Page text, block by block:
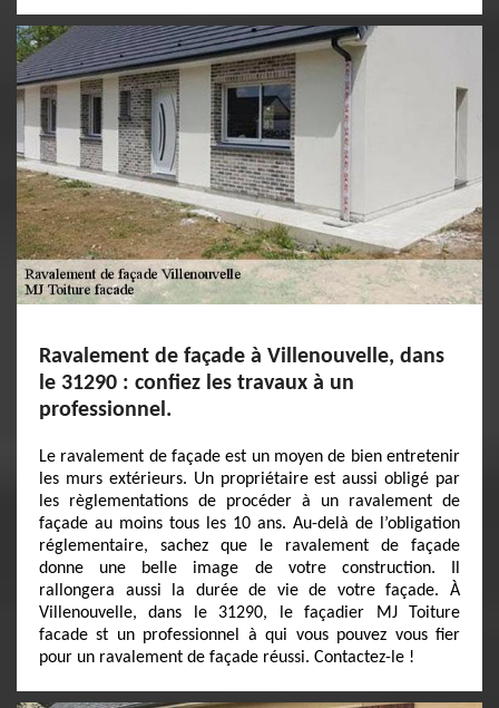
Ravalement de façade à Villenouvelle, dans
le 31290 : confiez les travaux à un
professionnel.
Le ravalement de façade est un moyen de bien entretenir
les murs extérieurs. Un propriétaire est aussi obligé par
les règlementations de procéder à un ravalement de
façade au moins tous les 10 ans. Au-delà de l’obligation
réglementaire, sachez que le ravalement de façade
donne une belle image de votre construction. Il
rallongera aussi la durée de vie de votre façade. À
Villenouvelle, dans le 31290, le façadier MJ Toiture
facade st un professionnel à qui vous pouvez vous fier
pour un ravalement de façade réussi. Contactez-le !